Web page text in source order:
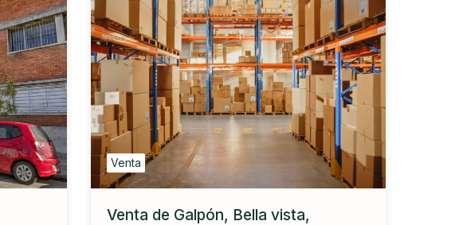
Venta
Venta de Galpón, Bella vista,